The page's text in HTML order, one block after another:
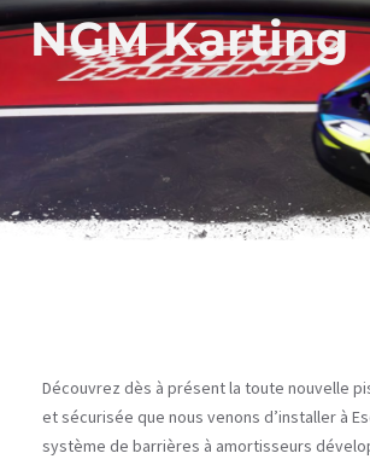
NGM Karting
Découvrez dès à présent la toute nouvelle
et sécurisée que nous venons d’installer à
système de barrières à amortisseurs